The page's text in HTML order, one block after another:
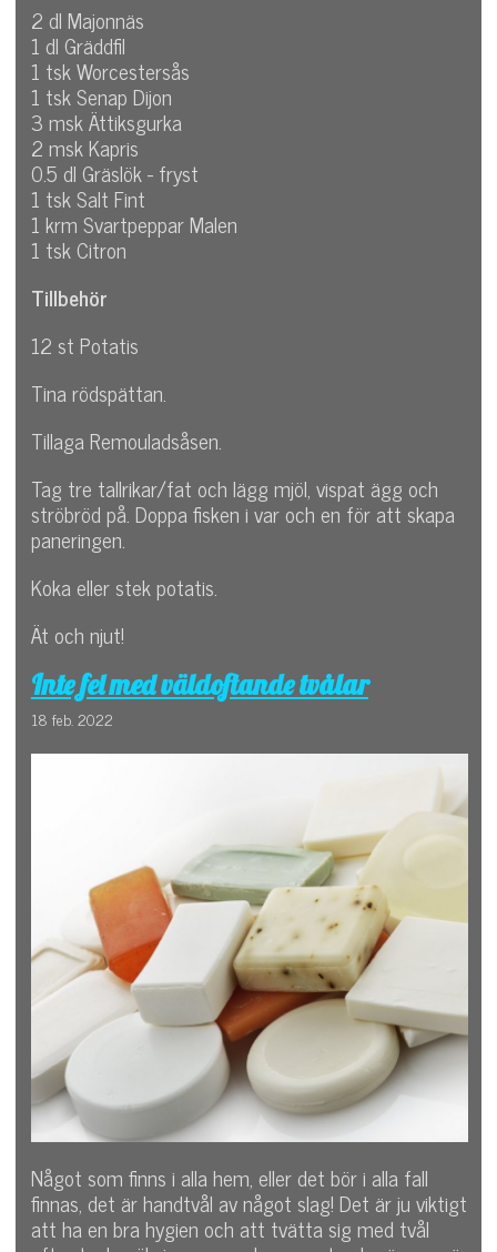
2 dl Majonnäs
1 dl Gräddfil
1 tsk Worcestersås
1 tsk Senap Dijon
3 msk Ättiksgurka
2 msk Kapris
0.5 dl Gräslök - fryst
1 tsk Salt Fint
1 krm Svartpeppar Malen
1 tsk Citron
Tillbehör
12 st Potatis
Tina rödspättan.
Tillaga Remouladsåsen.
Tag tre tallrikar/fat och lägg mjöl, vispat ägg och
ströbröd på. Doppa fisken i var och en för att skapa
paneringen.
Koka eller stek potatis.
Ät och njut!
Inte fel med väldoftande tvålar
18 feb. 2022
Något som finns i alla hem, eller det bör i alla fall
finnas, det är handtvål av något slag! Det är ju viktigt
att ha en bra hygien och att tvätta sig med tvål